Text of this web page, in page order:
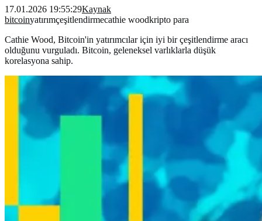
17.01.2026 19:55:29Kaynak
bitcoinyatırımçeşitlendirmecathie woodkripto para
Cathie Wood, Bitcoin'in yatırımcılar için iyi bir çeşitlendirme aracı
olduğunu vurguladı. Bitcoin, geleneksel varlıklarla düşük
korelasyona sahip.